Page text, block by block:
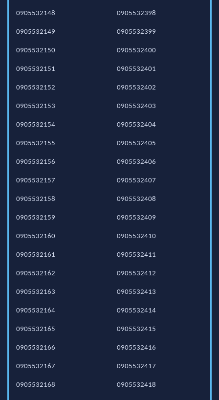
0905532148
0905532149
0905532150
0905532151
0905532152
0905532153
0905532154
0905532155
0905532156
0905532157
0905532158
0905532159
0905532160
0905532161
0905532162
0905532163
0905532164
0905532165
0905532166
0905532167
0905532168
0905532398
0905532399
0905532400
0905532401
0905532402
0905532403
0905532404
0905532405
0905532406
0905532407
0905532408
0905532409
0905532410
0905532411
0905532412
0905532413
0905532414
0905532415
0905532416
0905532417
0905532418